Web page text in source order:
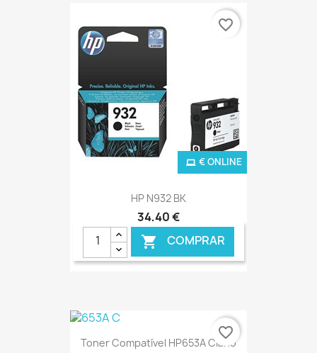
HP N932 BK
34,40 €
 COMPRAR
€ ONLINE
favorite_border
Toner Compatível HP653A Ciano
favorite_border